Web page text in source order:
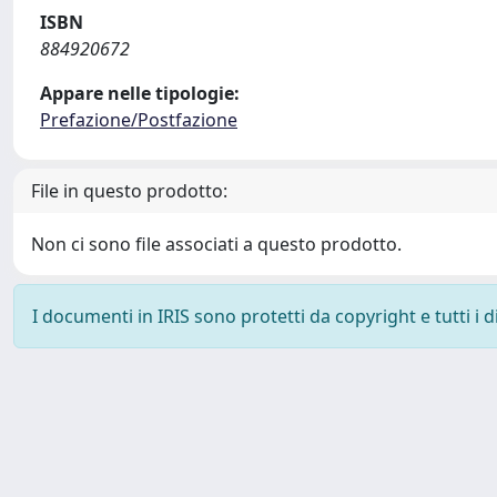
ISBN
884920672
Appare nelle tipologie:
Prefazione/Postfazione
File in questo prodotto:
Non ci sono file associati a questo prodotto.
I documenti in IRIS sono protetti da copyright e tutti i